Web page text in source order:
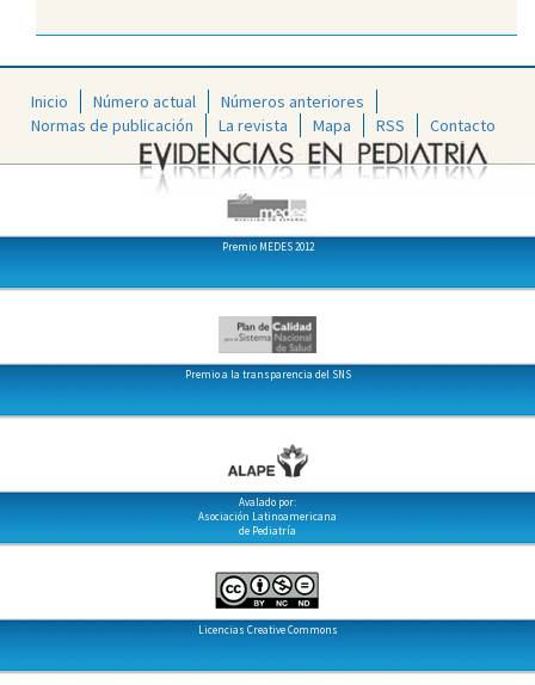
Inicio Número actual
Números anteriores
Normas de publicación
La revista Mapa RSS Contacto
Premio MEDES 2012
Premio a la transparencia del SNS
Avalado por:
Asociación Latinoamericana
de Pediatría
Licencias Creative Commons